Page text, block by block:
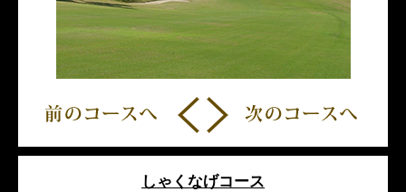
しゃくなげコース